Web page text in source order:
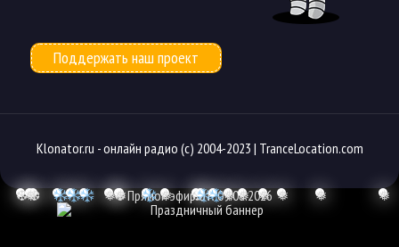
Поддержать наш проект
Klonator.ru -онлайн радио (с) 2004-2023 | TranceLocation.com
❆ ❅
❆ ❆ ❅
❅
❅ ❅
❆ ❅
❅
❅ ❅ ❅
Прямой эфир от: 09.08.2026